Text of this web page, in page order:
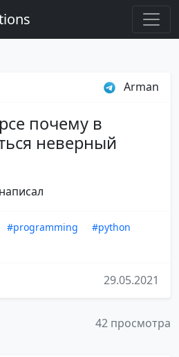
Arman
почему в
неверный
#programming
#python
29.05.2021
42 просмотра